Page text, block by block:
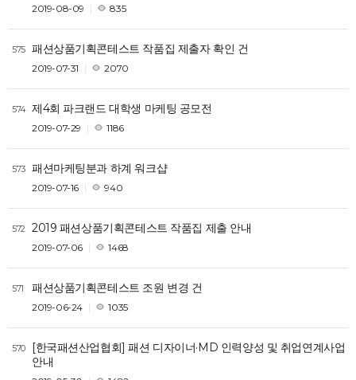
2019-08-09 835
575 패션상품기획콘테스트 작품집 제출자 확인 건
2019-07-31 2070
574 제4회 파크랜드 대학생 마케팅 공모전
2019-07-29 1186
573 패션마케팅분과 하계 워크샵
2019-07-16 940
572 2019 패션상품기획콘테스트 작품집 제출 안내
2019-07-06 1468
571 패션상품기획콘테스트 조원 변경 건
2019-06-24 1035
570
[한국패션산업협회] 패션 디자이너·MD 인력양성 및 취업연계사업
안내